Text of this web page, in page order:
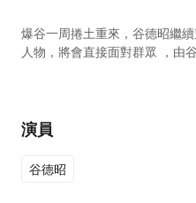
爆谷一周捲土重來，谷德昭繼
人物，將會直接面對群眾 ，由
演員
谷德昭